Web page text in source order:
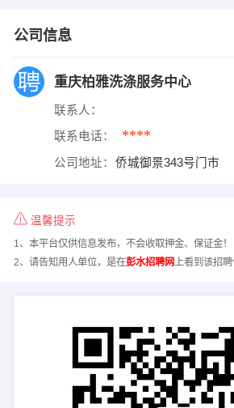
公司信息
重庆柏雅洗涤服务中心
联系人：
联系电话： ****
公司地址： 侨城御景343号门市
温馨提示
1、本平台仅供信息发布，不会收取押金、保证金！
2、请告知用人单位，是在彭水招聘网 上看到该招聘